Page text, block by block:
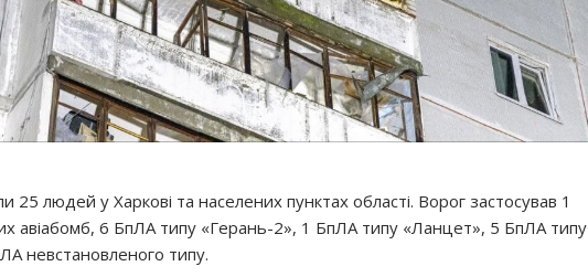
25 людей у Харкові та населених пунктах області. Ворог застосував 1
авіабомб, 6 БпЛА типу «Герань-2», 1 БпЛА типу «Ланцет», 5 БпЛА типу
невстановленого типу.